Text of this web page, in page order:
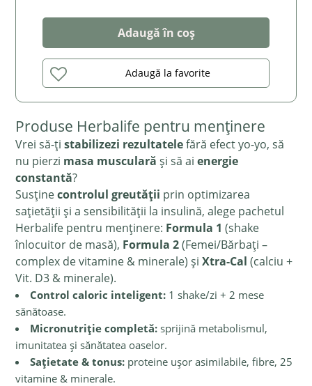
Produse Herbalife pentru menținere
Vrei să-țistabilizezi rezultatelefără efect yo-yo, să
nu pierzi masa musculară și să aienergie
constantă?
Susținecontrolul greutății prin optimizarea
sațietății și a sensibilității la insulină, alege pachetul
Herbalife pentru menținere: Formula 1 (shake
înlocuitor de masă), Formula 2(Femei/Bărbați –
complex de vitamine & minerale) șiXtra-Cal (calciu +
Vit. D3 & minerale).
Control caloric inteligent: 1 shake/zi + 2 mese
sănătoase.
Micronutriție completă: sprijină metabolismul,
imunitatea și sănătatea oaselor.
Sațietate & tonus: proteine ușor asimilabile, fibre, 25
vitamine & minerale.
Adaugă în coș
Adaugă la favorite